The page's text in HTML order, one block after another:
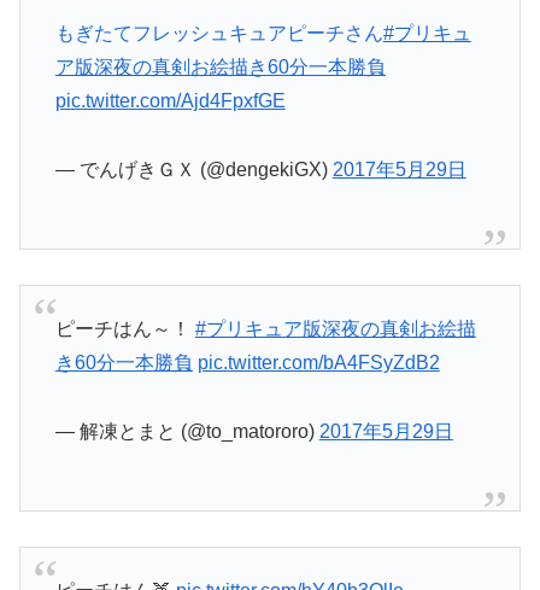
もぎたてフレッシュキュアピーチさん#プリキュ
ア版深夜の真剣お絵描き60分一本勝負
pic.twitter.com/Ajd4FpxfGE
— でんげきＧＸ (@dengekiGX) 2017年5月29日
ピーチはん～！ #プリキュア版深夜の真剣お絵描
き60分一本勝負 pic.twitter.com/bA4FSyZdB2
— 解凍とまと (@to_matororo) 2017年5月29日